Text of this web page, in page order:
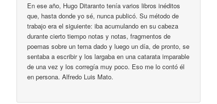
En ese año, Hugo Ditaranto tenía varios libros inéditos
que, hasta donde yo sé, nunca publicó. Su método de
trabajo era el siguiente: iba acumulando en su cabeza
durante cierto tiempo notas y notas, fragmentos de
poemas sobre un tema dado y luego un día, de pronto, se
sentaba a escribir y los largaba en una catarata imparable
de una vez y los corregía muy poco. Eso me lo contó él
en persona. Alfredo Luis Mato.